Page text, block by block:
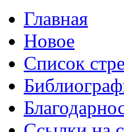
Главная
Новое
Список